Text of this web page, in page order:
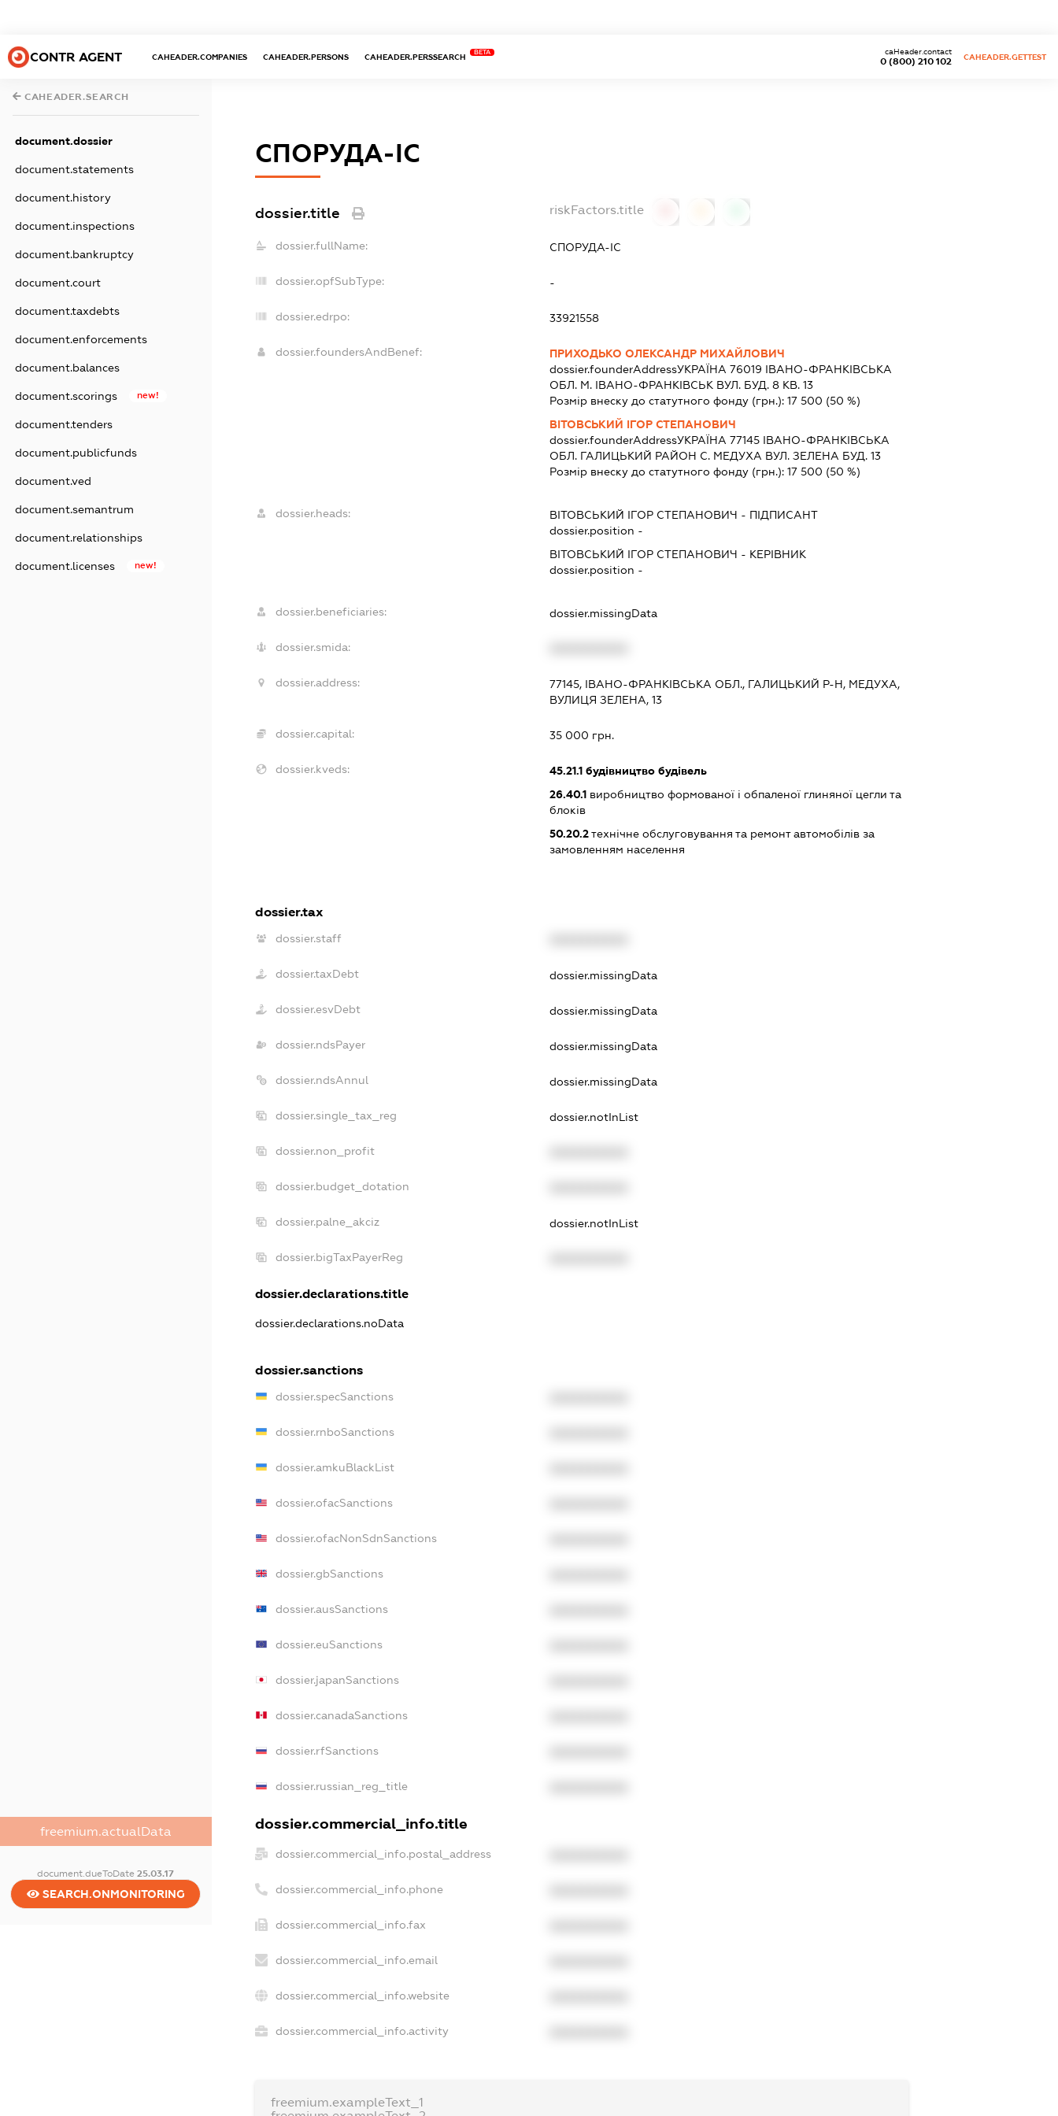
CONTR AGENT CAHEADER.COMPANIES CAHEADER.PERSONS CAHEADER.PERSSEARCH
BETA
0 (800) 210 102
caHeader.contact
CAHEADER.GETTEST
CAHEADER.SEARCH
document.dossier
document.statements
document.history
document.inspections
document.bankruptcy
document.court
document.taxdebts
document.enforcements
document.balances
document.scorings new!
document.tenders
document.publicfunds
document.ved
document.semantrum
document.relationships
document.licenses new!
freemium.actualData
document.dueToDate25.03.17
SEARCH.ONMONITORING
СПОРУДА-ІС
dossier.title riskFactors.title
dossier.fullName: СПОРУДА-ІС
dossier.opfSubType: -
dossier.edrpo: 33921558
dossier.foundersAndBenef:
ПРИХОДЬКО ОЛЕКСАНДР МИХАЙЛОВИЧ
dossier.founderAddressУКРАЇНА 76019 IВАНО-ФРАНКIВСЬКА
ОБЛ. М. ІВАНО-ФРАНКІВСЬК ВУЛ. БУД. 8 КВ. 13
Розмір внеску до статутного фонду (грн.): 17 500 (50 %)
ВІТОВСЬКИЙ ІГОР СТЕПАНОВИЧ
dossier.founderAddressУКРАЇНА 77145 IВАНО-ФРАНКIВСЬКА
ОБЛ. ГАЛИЦЬКИЙ РАЙОН С. МЕДУХА ВУЛ. ЗЕЛЕНА БУД. 13
Розмір внеску до статутного фонду (грн.): 17 500 (50 %)
dossier.heads: ВІТОВСЬКИЙ ІГОР СТЕПАНОВИЧ - ПІДПИСАНТ
dossier.position -
ВІТОВСЬКИЙ ІГОР СТЕПАНОВИЧ - КЕРІВНИК
dossier.position -
dossier.beneficiaries: dossier.missingData
dossier.smida:
dossier.address:
77145, ІВАНО-ФРАНКІВСЬКА ОБЛ., ГАЛИЦЬКИЙ Р-Н, МЕДУХА,
ВУЛИЦЯ ЗЕЛЕНА, 13
dossier.capital: 35 000 грн.
dossier.kveds: 45.21.1будівництво будівель
26.40.1виробництво формованої і обпаленої глиняної цегли та
блоків
50.20.2технічне обслуговування та ремонт автомобілів за
замовленням населення
dossier.tax
dossier.staff
dossier.taxDebt dossier.missingData
dossier.esvDebt dossier.missingData
dossier.ndsPayer dossier.missingData
dossier.ndsAnnul dossier.missingData
dossier.single_tax_reg dossier.notInList
dossier.non_profit
dossier.budget_dotation
dossier.palne_akciz dossier.notInList
dossier.bigTaxPayerReg
dossier.declarations.title
dossier.declarations.noData
dossier.sanctions
dossier.specSanctions
dossier.rnboSanctions
dossier.amkuBlackList
dossier.ofacSanctions
dossier.ofacNonSdnSanctions
dossier.gbSanctions
dossier.ausSanctions
dossier.euSanctions
dossier.japanSanctions
dossier.canadaSanctions
dossier.rfSanctions
dossier.russian_reg_title
dossier.commercial_info.title
dossier.commercial_info.postal_address
dossier.commercial_info.phone
dossier.commercial_info.fax
dossier.commercial_info.email
dossier.commercial_info.website
dossier.commercial_info.activity
freemium.exampleText_1